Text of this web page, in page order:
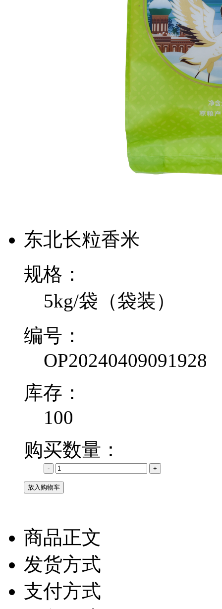
东北长粒香米
规格 ：
5kg/袋（袋装）
编号 ：
OP20240409091928
库存 ：
100
购买数量 ：
商品正文
发货方式
支付方式